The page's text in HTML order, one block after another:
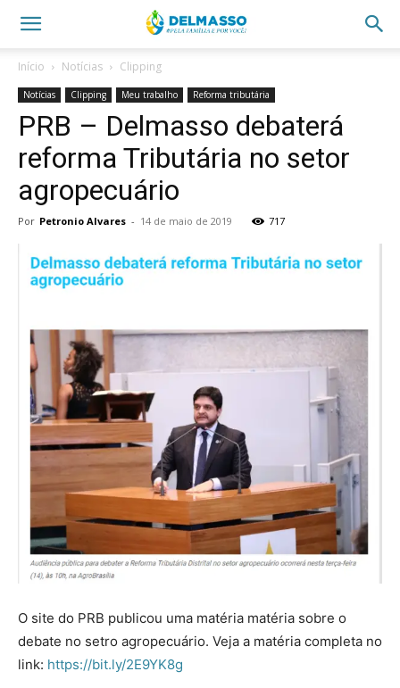
Início Notícias Clipping
Notícias Clipping Meu trabalho Reforma tributária
PRB – Delmasso debaterá
reforma Tributária no setor
agropecuário
Por Petronio Alvares - 14 de maio de 2019 717
O site do PRB publicou uma matéria matéria sobre o
debate no setro agropecuário. Veja a matéria completa no
link: https://bit.ly/2E9YK8g